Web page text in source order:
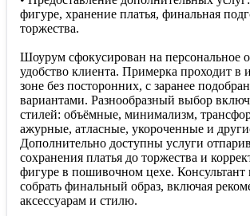
фигуре, хранение платья, финальная
торжества.
Шоурум сфокусирован на персональное
удобство клиента. Примерка проходит в
зоне без посторонних, с заранее
вариантами. Разнообразный выбор
стилей: объёмные, минимализм,
ажурные, атласные, укороченные и
Дополнительно доступны услуги
сохранения платья до торжества и
фигуре в пошивочном цехе. Консультант
собрать финальный образ, включая
аксессуарам и стилю.